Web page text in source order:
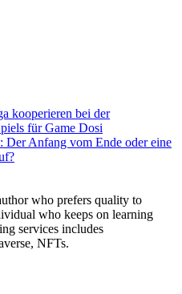
kooperieren bei der
für Game Dosi
Der Anfang vom Ende oder eine
who prefers quality to
who keeps on learning
services includes
NFTs.